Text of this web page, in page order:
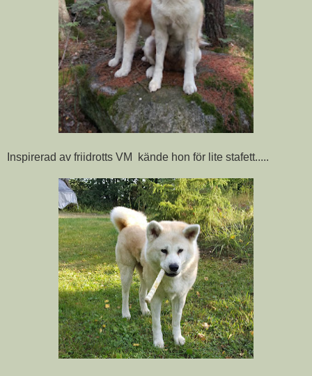
Inspirerad av friidrotts VM kände hon för lite stafett.....